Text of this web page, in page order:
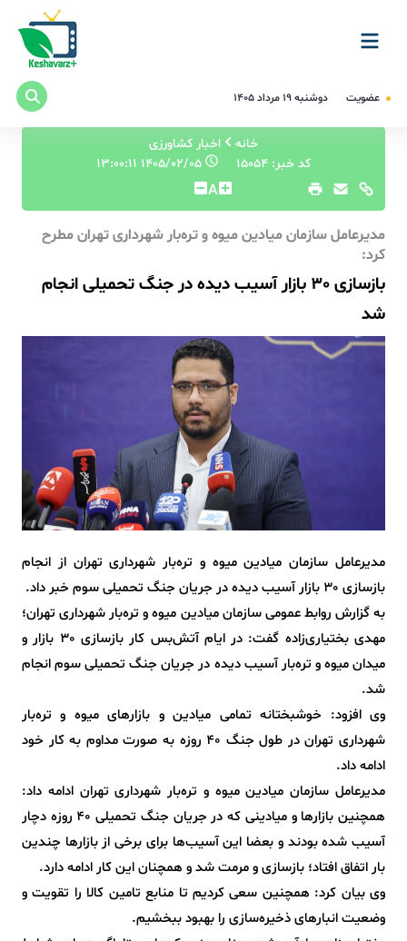
عضویت دوشنبه ۱۹ مرداد ۱۴۰۵
خانه
اخبار کشاورزی
کد خبر: 15054
۱۴۰۵/۰۲/۰۵ ۱۳:۰۰:۱۱
A
مدیرعامل سازمان میادین میوه و تره‌بار شهرداری تهران مطرح
کرد:
بازسازی 30 بازار آسیب دیده در جنگ تحمیلی انجام
شد
مدیرعامل سازمان میادین میوه و تره‌بار شهرداری تهران از انجام
بازسازی 30 بازار آسیب دیده در جریان جنگ تحمیلی سوم خبر داد.
به گزارش روابط عمومی سازمان میادین میوه و تره‌بار شهرداری تهران؛
مهدی بختیاری‌زاده گفت: در ایام آتش‌بس کار بازسازی 30 بازار و
میدان میوه و تره‌بار آسیب دیده در جریان جنگ تحمیلی سوم انجام
شد.
وی افزود: خوشبختانه تمامی میادین و بازارهای میوه و تره‌بار
شهرداری تهران در طول جنگ 40 روزه به صورت مداوم به کار خود
ادامه داد.
مدیرعامل سازمان میادین میوه و تره‌بار شهرداری تهران ادامه داد:
همچنین بازارها و میادینی که در جریان جنگ تحمیلی 40 روزه دچار
آسیب شده بودند و بعضا این آسیب‌ها برای برخی از بازارها چندین
بار اتفاق افتاد؛ بازسازی و مرمت شد و همچنان این کار ادامه دارد.
وی بیان کرد: همچنین سعی کردیم تا منابع تامین کالا را تقویت و
وضعیت انبارهای ذخیره‌سازی را بهبود ببخشیم.